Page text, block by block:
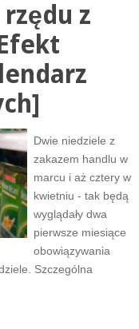
z
Dwie niedziele z
zakazem handlu w
marcu i aż cztery w
kwietniu - tak będą
wyglądały dwa
pierwsze miesiące
obowiązywania
Szczególna